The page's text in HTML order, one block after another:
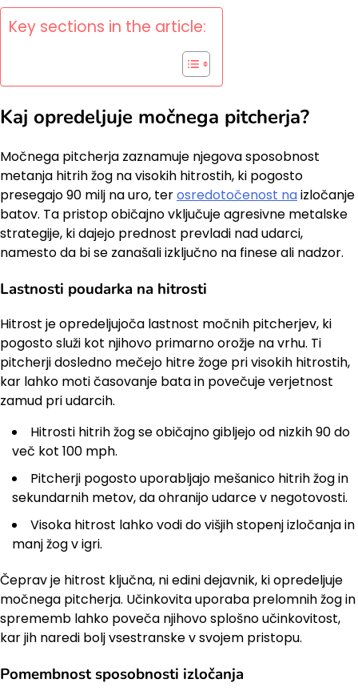
Key sections in the article:
Kaj opredeljuje močnega pitcherja?
Močnega pitcherja zaznamuje njegova sposobnost
metanja hitrih žog na visokih hitrostih, ki pogosto
presegajo 90 milj na uro, terosredotočenost naizločanje
batov. Ta pristop običajno vključuje agresivne metalske
strategije, ki dajejo prednost prevladi nad udarci,
namesto da bi se zanašali izključno na finese ali nadzor.
Lastnosti poudarka na hitrosti
Hitrost je opredeljujoča lastnost močnih pitcherjev, ki
pogosto služi kot njihovo primarno orožje na vrhu. Ti
pitcherji dosledno mečejo hitre žoge pri visokih hitrostih,
kar lahko moti časovanje bata in povečuje verjetnost
zamud pri udarcih.
Hitrosti hitrih žog se običajno gibljejo od nizkih 90 do
več kot 100 mph.
Pitcherji pogosto uporabljajo mešanico hitrih žog in
sekundarnih metov, da ohranijo udarce v negotovosti.
Visoka hitrost lahko vodi do višjih stopenj izločanja in
manj žog v igri.
Čeprav je hitrost ključna, ni edini dejavnik, ki opredeljuje
močnega pitcherja. Učinkovita uporaba prelomnih žog in
sprememb lahko poveča njihovo splošno učinkovitost,
kar jih naredi bolj vsestranske v svojem pristopu.
Pomembnost sposobnosti izločanja